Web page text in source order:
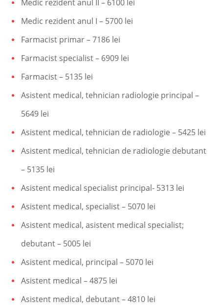
Medic rezident anul II – 6100 lei
Medic rezident anul I – 5700 lei
Farmacist primar – 7186 lei
Farmacist specialist – 6909 lei
Farmacist – 5135 lei
Asistent medical, tehnician radiologie principal –
5649 lei
Asistent medical, tehnician de radiologie – 5425 lei
Asistent medical, tehnician de radiologie debutant
– 5135 lei
Asistent medical specialist principal- 5313 lei
Asistent medical, specialist – 5070 lei
Asistent medical, asistent medical specialist;
debutant – 5005 lei
Asistent medical, principal – 5070 lei
Asistent medical – 4875 lei
Asistent medical, debutant – 4810 lei